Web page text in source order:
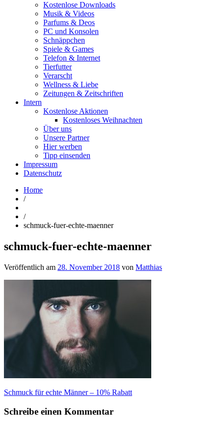
Kostenlose Downloads
Musik & Videos
Parfums & Deos
PC und Konsolen
Schnäppchen
Spiele & Games
Telefon & Internet
Tierfutter
Verarscht
Wellness & Liebe
Zeitungen & Zeitschriften
Intern
Kostenlose Aktionen
Kostenloses Weihnachten
Über uns
Unsere Partner
Hier werben
Tipp einsenden
Impressum
Datenschutz
Home
/
/
schmuck-fuer-echte-maenner
schmuck-fuer-echte-maenner
Veröffentlich am 28. November 2018 von Matthias
Beitragsnavigation
Schmuck für echte Männer – 10% Rabatt
Schreibe einen Kommentar